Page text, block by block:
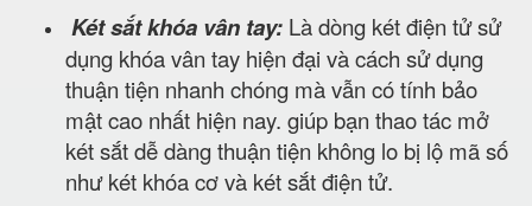
Két sắt khóa vân tay: Là dòng két điện tử sử
dụng khóa vân tay hiện đại và cách sử dụng
thuận tiện nhanh chóng mà vẫn có tính bảo
mật cao nhất hiện nay. giúp bạn thao tác mở
két sắt dễ dàng thuận tiện không lo bị lộ mã số
như két khóa cơ và két sắt điện tử.